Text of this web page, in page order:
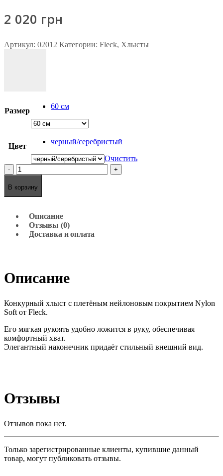
2 020 грн
Артикул: 02012 Категории: Fleck, Хлысты
Размер
60 см
Цвет
черный/серебристый
Очистить
- +
В корзину
Описание
Отзывы (0)
Доставка и оплата
Описание
Конкурный хлыст с плетёным нейлоновым покрытием Nylon
Soft от Fleck.
Его мягкая рукоять удобно ложится в руку, обеспечивая
комфортный хват.
Элегантный наконечник придаёт стильный внешний вид.
Отзывы
Отзывов пока нет.
Только зарегистрированные клиенты, купившие данный
товар, могут публиковать отзывы.